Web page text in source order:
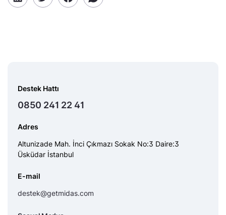
Destek Hattı
0850 241 22 41
Adres
Altunizade Mah. İnci Çıkmazı Sokak No:3 Daire:3
Üsküdar İstanbul
E-mail
destek@getmidas.com